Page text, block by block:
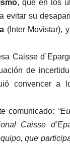
, que en los
evitar su
(Inter Movistar),
Caisse
de
convencer a
comunicado:
Caisse
que